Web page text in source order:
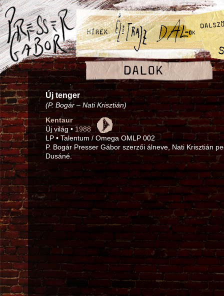
Új tenger
(P. Bogár – Nati Krisztián)
Kentaur
Új világ • 1988
LP • Talentum / Omega OMLP 002
P. Bogár Presser Gábor szerzői álneve, Nati Krisztián
Dusáné.